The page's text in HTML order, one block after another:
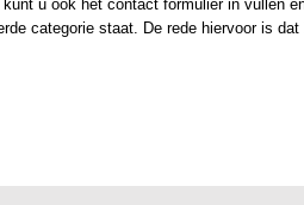
u ook het contact formulier in vullen
categorie staat. De rede hiervoor is